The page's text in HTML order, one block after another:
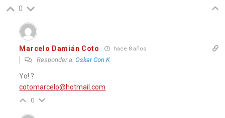
0
Marcelo Damián Coto hace 8 años
Responder aOskar Con K
Yo! ?
cotomarcelo@hotmail.com
0